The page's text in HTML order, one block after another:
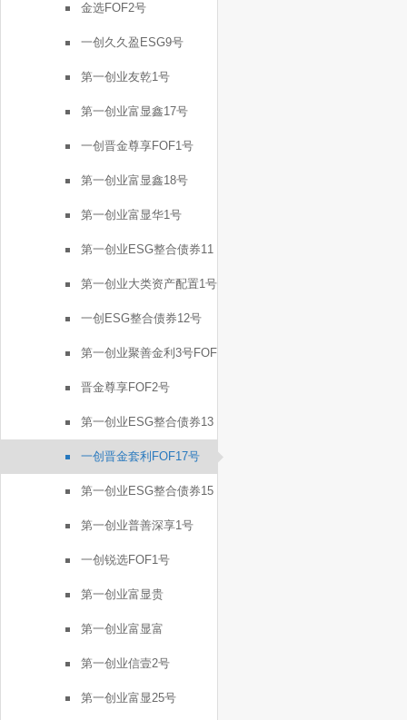
金选FOF2号
一创久久盈ESG9号
第一创业友乾1号
第一创业富显鑫17号
一创晋金尊享FOF1号
第一创业富显鑫18号
第一创业富显华1号
第一创业ESG整合债券11
号
第一创业大类资产配置1号
一创ESG整合债券12号
第一创业聚善金利3号FOF
晋金尊享FOF2号
第一创业ESG整合债券13
号
一创晋金套利FOF17号
第一创业ESG整合债券15
号
第一创业普善深享1号
一创锐选FOF1号
第一创业富显贵
第一创业富显富
第一创业信壹2号
第一创业富显25号